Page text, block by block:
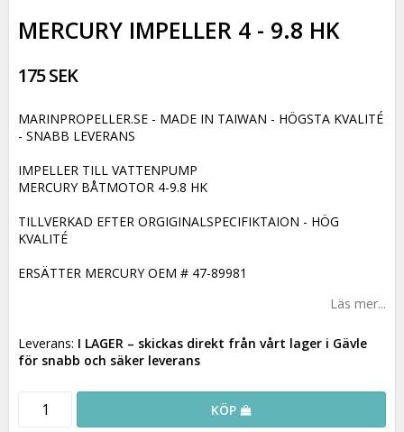
MERCURY IMPELLER 4 - 9.8 HK
175 SEK
MARINPROPELLER.SE - MADE IN TAIWAN - HÖGSTA KVALITÉ
- SNABB LEVERANS
IMPELLER TILL VATTENPUMP
MERCURY BÅTMOTOR 4-9.8 HK
TILLVERKAD EFTER ORGIGINALSPECIFIKTAION - HÖG
KVALITÉ
ERSÄTTER MERCURY OEM # 47-89981
Läs mer...
Leverans: I LAGER – skickas direkt från vårt lager i Gävle
för snabb och säker leverans
KÖP